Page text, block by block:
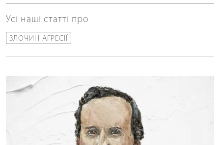
Усі наші статті про
ЗЛОЧИН АГРЕСІЇ